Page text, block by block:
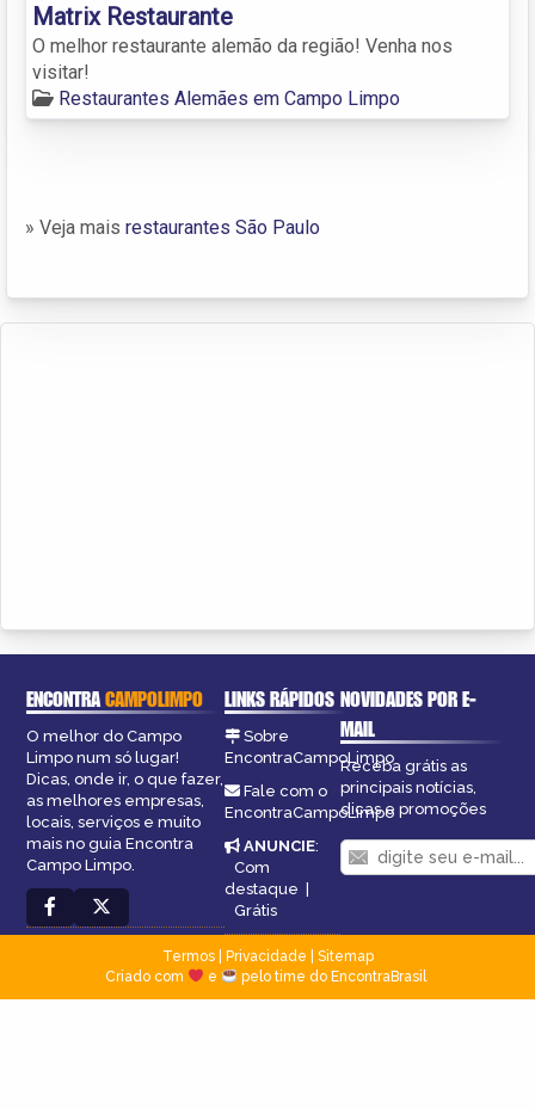
Matrix Restaurante
O melhor restaurante alemão da região! Venha nos
visitar!
Restaurantes Alemães em Campo Limpo
» Veja mais restaurantes São Paulo
ENCONTRACAMPOLIMPO
O melhor do Campo
Limpo num só lugar!
Dicas, onde ir, o que fazer,
as melhores empresas,
locais, serviços e muito
mais no guia Encontra
Campo Limpo.
LINKS RÁPIDOS
Sobre
EncontraCampoLimpo
Fale com o
EncontraCampoLimpo
ANUNCIE:
Com
destaque |
Grátis
NOVIDADES POR E-
MAIL
Receba grátis as
principais notícias,
dicas e promoções
Termos| Privacidade
Sitemap
Criado com
e pelo time do EncontraBrasil